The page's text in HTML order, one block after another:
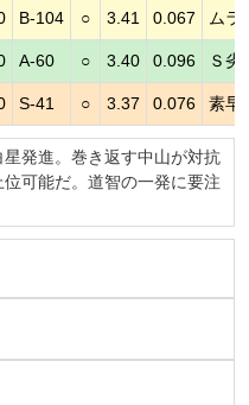
B-104 ○ 3.41 0.067 ムラ
A-60 ○ 3.40 0.096 Ｓ劣
S-41 ○ 3.37 0.076 素早
発進。巻き返す中山が対抗
可能だ。道智の一発に要注